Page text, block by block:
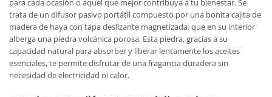
para cada ocasión o aquel que mejor contribuya a tu bienestar. Se
trata de un difusor pasivo portátil compuesto por una bonita cajita de
madera de haya con tapa deslizante magnetizada, que en su interior
alberga una piedra volcánica porosa. Esta piedra, gracias a su
capacidad natural para absorber y liberar lentamente los aceites
esenciales, te permite disfrutar de una fragancia duradera sin
necesidad de electricidad ni calor.